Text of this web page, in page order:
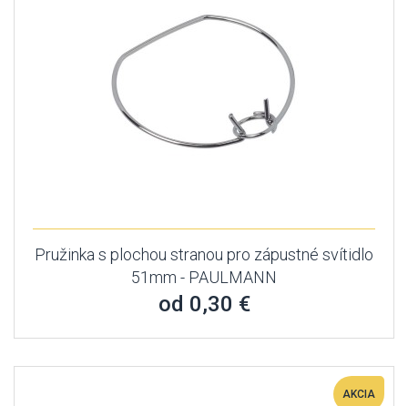
Pružinka s plochou stranou pro zápustné svítidlo
51mm - PAULMANN
od 0,30 €
AKCIA